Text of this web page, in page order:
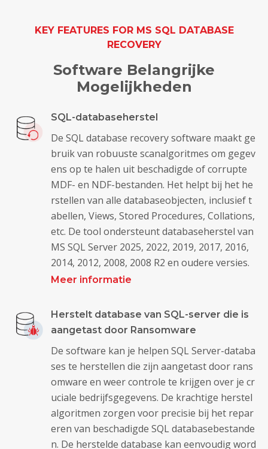
KEY FEATURES FOR MS SQL DATABASE
RECOVERY
Software Belangrijke
Mogelijkheden
SQL-databaseherstel
De SQL database recovery software maakt ge
bruik van robuuste scanalgoritmes om gegev
ens op te halen uit beschadigde of corrupte
MDF- en NDF-bestanden. Het helpt bij het he
rstellen van alle databaseobjecten, inclusief t
abellen, Views, Stored Procedures, Collations,
etc. De tool ondersteunt databaseherstel van
MS SQL Server 2025, 2022, 2019, 2017, 2016,
2014, 2012, 2008, 2008 R2 en oudere versies.
Meer informatie
Herstelt database van SQL-server die is
aangetast door Ransomware
De software kan je helpen SQL Server-databa
ses te herstellen die zijn aangetast door rans
omware en weer controle te krijgen over je cr
uciale bedrijfsgegevens. De krachtige herstel
algoritmen zorgen voor precisie bij het repar
eren van beschadigde SQL databasebestande
n. De herstelde database kan eenvoudig word